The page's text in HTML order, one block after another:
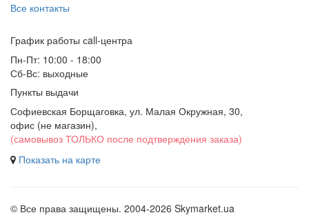
Все контакты
График работы сall-центра
Пн-Пт: 10:00 - 18:00
Сб-Вс: выходные
Пункты выдачи
Софиевская Борщаговка, ул. Малая Окружная, 30,
офис (не магазин),
(самовывоз ТОЛЬКО после подтверждения заказа)
Показать на карте
© Все права защищены. 2004-2026 Skymarket.ua